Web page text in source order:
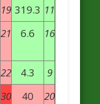
19 319.3 11
21 6.6 16
22 4.3
9
30 40
20